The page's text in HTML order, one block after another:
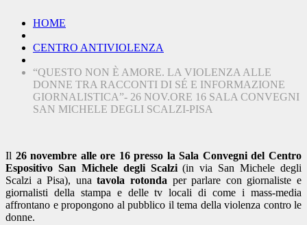
HOME
CENTRO ANTIVIOLENZA
“QUESTO NON È AMORE. LA VIOLENZA ALLE
DONNE TRA RACCONTI DI SÉ E INFORMAZIONE
GIORNALISTICA”- 26 NOV.ORE 16 SALA CONVEGNI
SAN MICHELE DEGLI SCALZI-PISA
Il 26 novembre alle ore 16 presso la Sala Convegni del Centro
Espositivo San Michele degli Scalzi(in via San Michele degli
Scalzi a Pisa), unatavola rotonda per parlare con giornaliste e
giornalisti della stampa e delle tv locali di come i mass-media
affrontano e propongono al pubblico il tema della violenza contro le
donne.